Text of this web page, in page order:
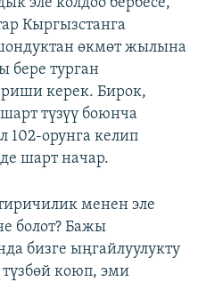
эле колдоо бербесе,
Кыргызстанга
өкмөт жылына
бере турган
керек. Бирок,
түзүү боюнча
102-орунга келип
шарт начар.
менен эле
болот? Бажы
бизге ыңгайлуулукту
коюп, эми